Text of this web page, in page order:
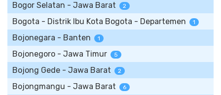
Bogor Selatan - Jawa Barat 2
Bogota - Distrik Ibu Kota Bogota - Departemen 1
Bojonegara - Banten 1
Bojonegoro - Jawa Timur 5
Bojong Gede - Jawa Barat 2
Bojongmangu - Jawa Barat 6